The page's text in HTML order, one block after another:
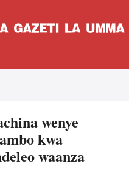
wenye
kwa
waanza